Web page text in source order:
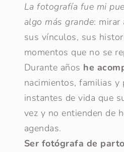
La fotografía fue mi
algo más grande: mirar
sus vínculos, sus
momentos que no se
Durante años
nacimientos, familias y
instantes de vida que
vez y no entienden de
agendas.
Ser fotógrafa de